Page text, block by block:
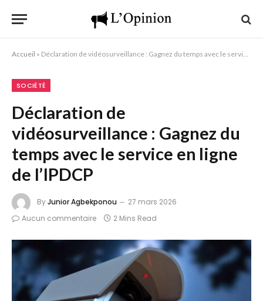
Accueil » Déclaration de vidéosurveillance : Gagnez du temps avec le service en ligne de l’IPDCP
SOCIÉTÉ
Déclaration de
vidéosurveillance : Gagnez du
temps avec le service en ligne
de l’IPDCP
ByJunior Agbekponou
27 mars 2026
Aucun commentaire
2 Mins Read